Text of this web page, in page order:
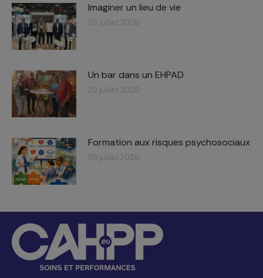
Imaginer un lieu de vie
29 juillet 2026
Un bar dans un EHPAD
29 juillet 2026
Formation aux risques psychosociaux
29 juillet 2026